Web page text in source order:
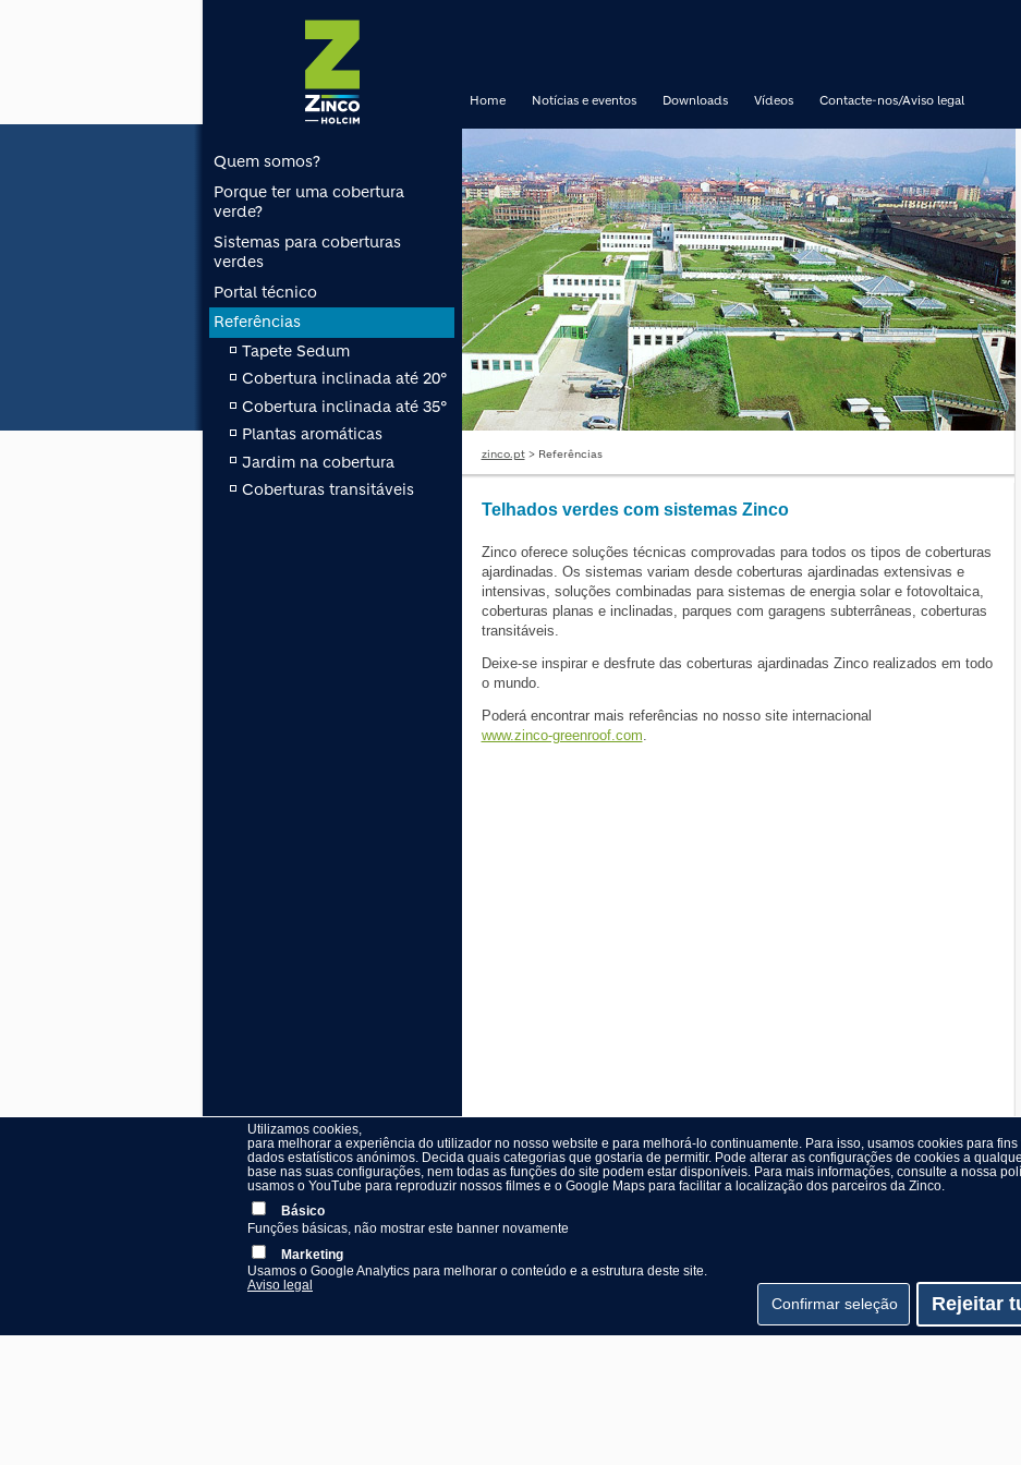
Home Notícias e eventos Downloads Vídeos Contacte-nos/Aviso legal
zinco.pt> Referências
Quem somos?
Porque ter uma cobertura
verde?
Sistemas para coberturas
verdes
Portal técnico
Referências
Tapete Sedum
Cobertura inclinada até 20°
Cobertura inclinada até 35°
Plantas aromáticas
Jardim na cobertura
Coberturas transitáveis
Telhados verdes com sistemas Zinco
Zinco oferece soluções técnicas comprovadas para todos os tipos de coberturas
ajardinadas. Os sistemas variam desde coberturas ajardinadas extensivas e
intensivas, soluções combinadas para sistemas de energia solar e fotovoltaica,
coberturas planas e inclinadas, parques com garagens subterrâneas, coberturas
transitáveis.
Deixe-se inspirar e desfrute das coberturas ajardinadas Zinco realizados em todo
o mundo.
Poderá encontrar mais referências no nosso site internacional
www.zinco-greenroof.com
© 2026 Zinco
Utilizamos cookies,
para melhorar a experiência do utilizador no nosso website e para melhorá-lo continuamente. Para isso, usamos cookies para
dados estatísticos anónimos. Decida quais categorias que gostaria de permitir. Pode alterar as configurações de cookies a
base nas suas configurações, nem todas as funções do site podem estar disponíveis. Para mais informações, consulte a nossa
usamos o YouTube para reproduzir nossos filmes e o Google Maps para facilitar a localização dos parceiros da Zinco.
Básico
Funções básicas, não mostrar este banner novamente
Marketing
Usamos o Google Analytics para melhorar o conteúdo e a estrutura deste site.
Rejeitar
Confirmar seleção
Aviso legal